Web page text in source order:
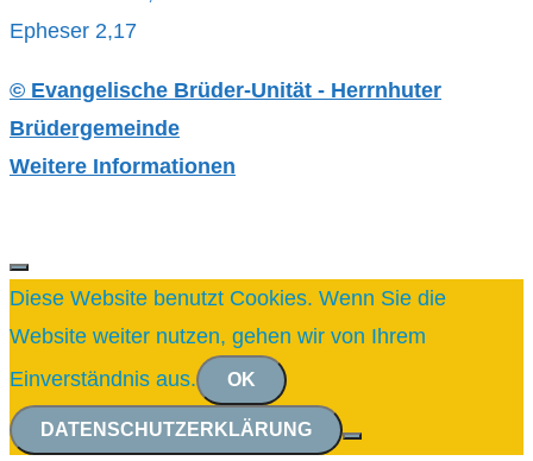
Epheser 2,17
© Evangelische Brüder-Unität - Herrnhuter
Brüdergemeinde
Weitere Informationen
SCHLIESSEN
Diese Website benutzt Cookies. Wenn Sie die
Website weiter nutzen, gehen wir von Ihrem
Einverständnis aus.
OK
DATENSCHUTZERKLÄRUNG